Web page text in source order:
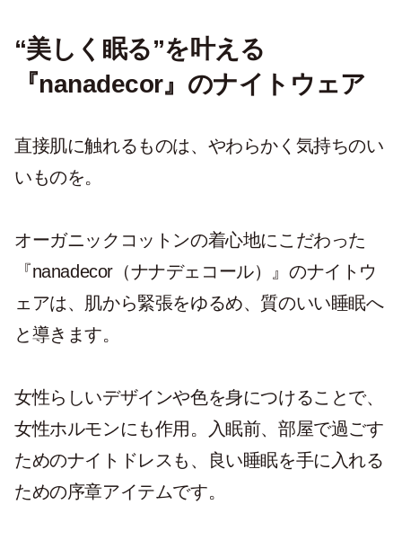
“美しく眠る”を叶える
『nanadecor』のナイトウェア
直接肌に触れるものは、やわらかく気持ちのい
いものを。
オーガニックコットンの着心地にこだわった
『nanadecor（ナナデェコール）』のナイトウ
ェアは、肌から緊張をゆるめ、質のいい睡眠へ
と導きます。
女性らしいデザインや色を身につけることで、
女性ホルモンにも作用。入眠前、部屋で過ごす
ためのナイトドレスも、良い睡眠を手に入れる
ための序章アイテムです。